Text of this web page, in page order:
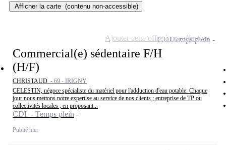
Afficher la carte (contenu non-accessible)
Commercial(e) sédentaire F/H
(H/F)
CHRISTAUD - 69 - IRIGNY
CELESTIN, négoce spécialiste du matériel pour l'adduction d'eau potable. Chaque
jour nous mettons notre expertise au service de nos clients ; entreprise de TP ou
collectivités locales ; en proposant...
CDI - Temps plein
Publié hier
CDITemps plein
Ajouter cette offre à ma sélection